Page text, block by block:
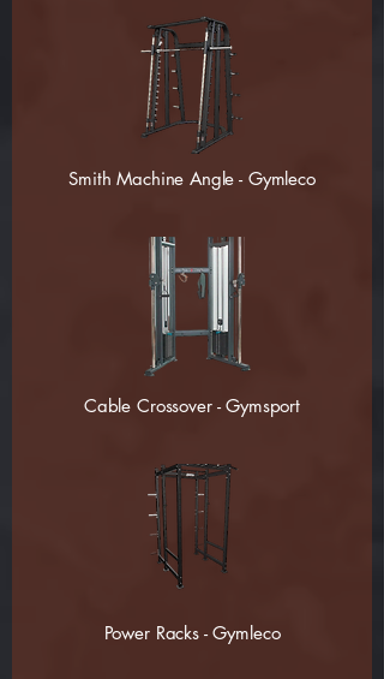
Smith Machine Angle - Gymleco
Cable Crossover - Gymsport
Power Racks - Gymleco